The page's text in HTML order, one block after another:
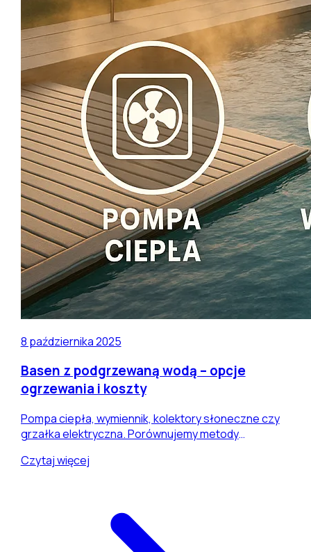
8 października 2025
Basen z podgrzewaną wodą – opcje
ogrzewania i koszty
Pompa ciepła, wymiennik, kolektory słoneczne czy
grzałka elektryczna. Porównujemy metody
koszty inwestycji i użytkowania w warunkach
Czytaj więcej